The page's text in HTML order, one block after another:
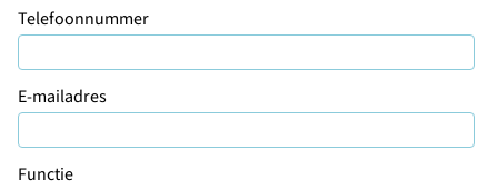
Telefoonnummer
E-mailadres
Functie